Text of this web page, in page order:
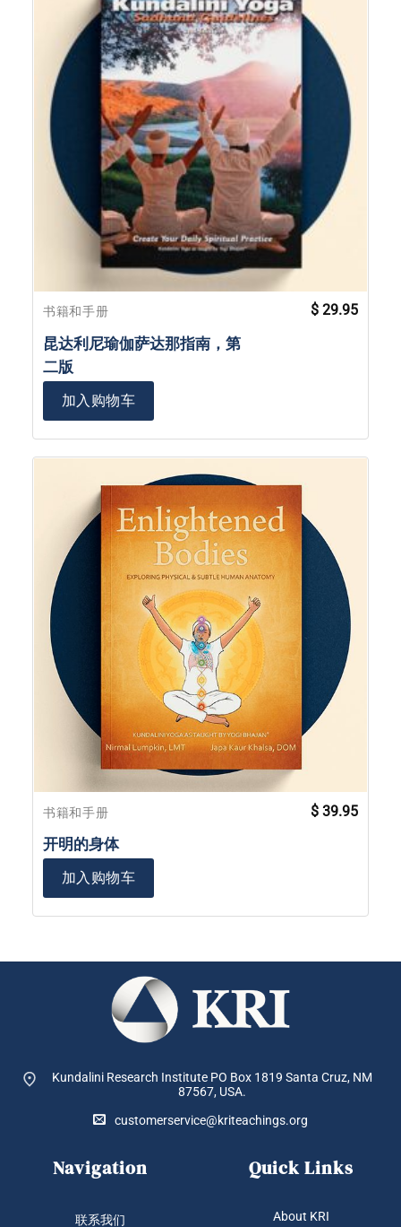
书籍和手册
昆达利尼瑜伽萨达那指南，第
二版
$ 29.95
加入购物车
书籍和手册
开明的身体
$ 39.95
加入购物车
Kundalini Research Institute PO Box 1819 Santa Cruz, NM
87567, USA.
customerservice@kriteachings.org
Navigation
联系我们
Quick Links
About KRI